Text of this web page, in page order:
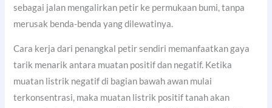
sebagai jalan mengalirkan petir ke permukaan bumi, tanpa
merusak benda-benda yang dilewatinya.
Cara kerja dari penangkal petir sendiri memanfaatkan gaya
tarik menarik antara muatan positif dan negatif. Ketika
muatan listrik negatif di bagian bawah awan mulai
terkonsentrasi, maka muatan listrik positif tanah akan